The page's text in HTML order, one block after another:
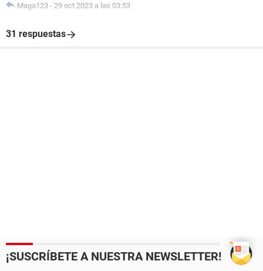
Maga123 - 29 oct 2023 a las 03:53
31 respuestas
¡SUSCRÍBETE A NUESTRA NEWSLETTER!